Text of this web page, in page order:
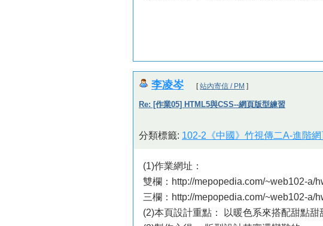
李凌岑 [站內寄信 / PM ]
Re: [作業05] HTML5與CSS--網頁版型練習
分類標籤: 102-2《中國》竹視傳二A-進階
(1)作業網址：
雙欄：http://mepopedia.com/~web102-a/
三欄：http://mepopedia.com/~web102-a/
(2)本頁設計重點： 以暖色系來搭配甜點甜